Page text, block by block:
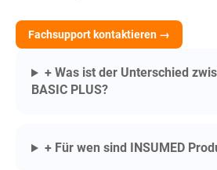
Fachsupport kontaktieren →
+ Was ist der Unterschied
BASIC PLUS?
+ Für wen sind INSUMED